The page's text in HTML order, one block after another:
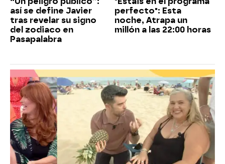
así se define Javier
tras revelar su signo
del zodiaco en
Pasapalabra
perfecto": Esta
noche, Atrapa un
millón a las 22:00 horas